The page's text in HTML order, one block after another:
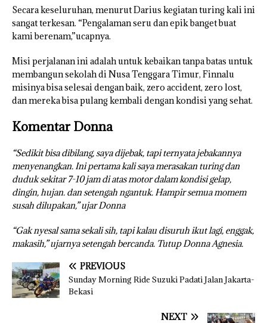
Secara keseluruhan, menurut Darius kegiatan turing kali ini
sangat terkesan. “Pengalaman seru dan epik banget buat
kami berenam,”ucapnya.
Misi perjalanan ini adalah untuk kebaikan tanpa batas untuk
membangun sekolah di Nusa Tenggara Timur, Finnalu
misinya bisa selesai dengan baik, zero accident, zero lost,
dan mereka bisa pulang kembali dengan kondisi yang sehat.
Komentar Donna
“Sedikit bisa dibilang, saya dijebak, tapi ternyata jebakannya
menyenangkan. Ini pertama kali saya merasakan turing dan
duduk sekitar 7-10 jam di atas motor dalam kondisi gelap,
dingin, hujan. dan setengah ngantuk. Hampir semua momem
susah dilupakan,” ujar Donna
“Gak nyesal sama sekali sih, tapi kalau disuruh ikut lagi, enggak,
makasih,” ujarnya setengah bercanda. Tutup Donna Agnesia.
PREVIOUS
Sunday Morning Ride Suzuki Padati Jalan Jakarta-
Bekasi
NEXT